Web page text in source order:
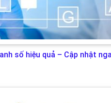
số hiệu quả – Cập nhật